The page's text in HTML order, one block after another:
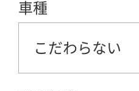
車種
こだわらない